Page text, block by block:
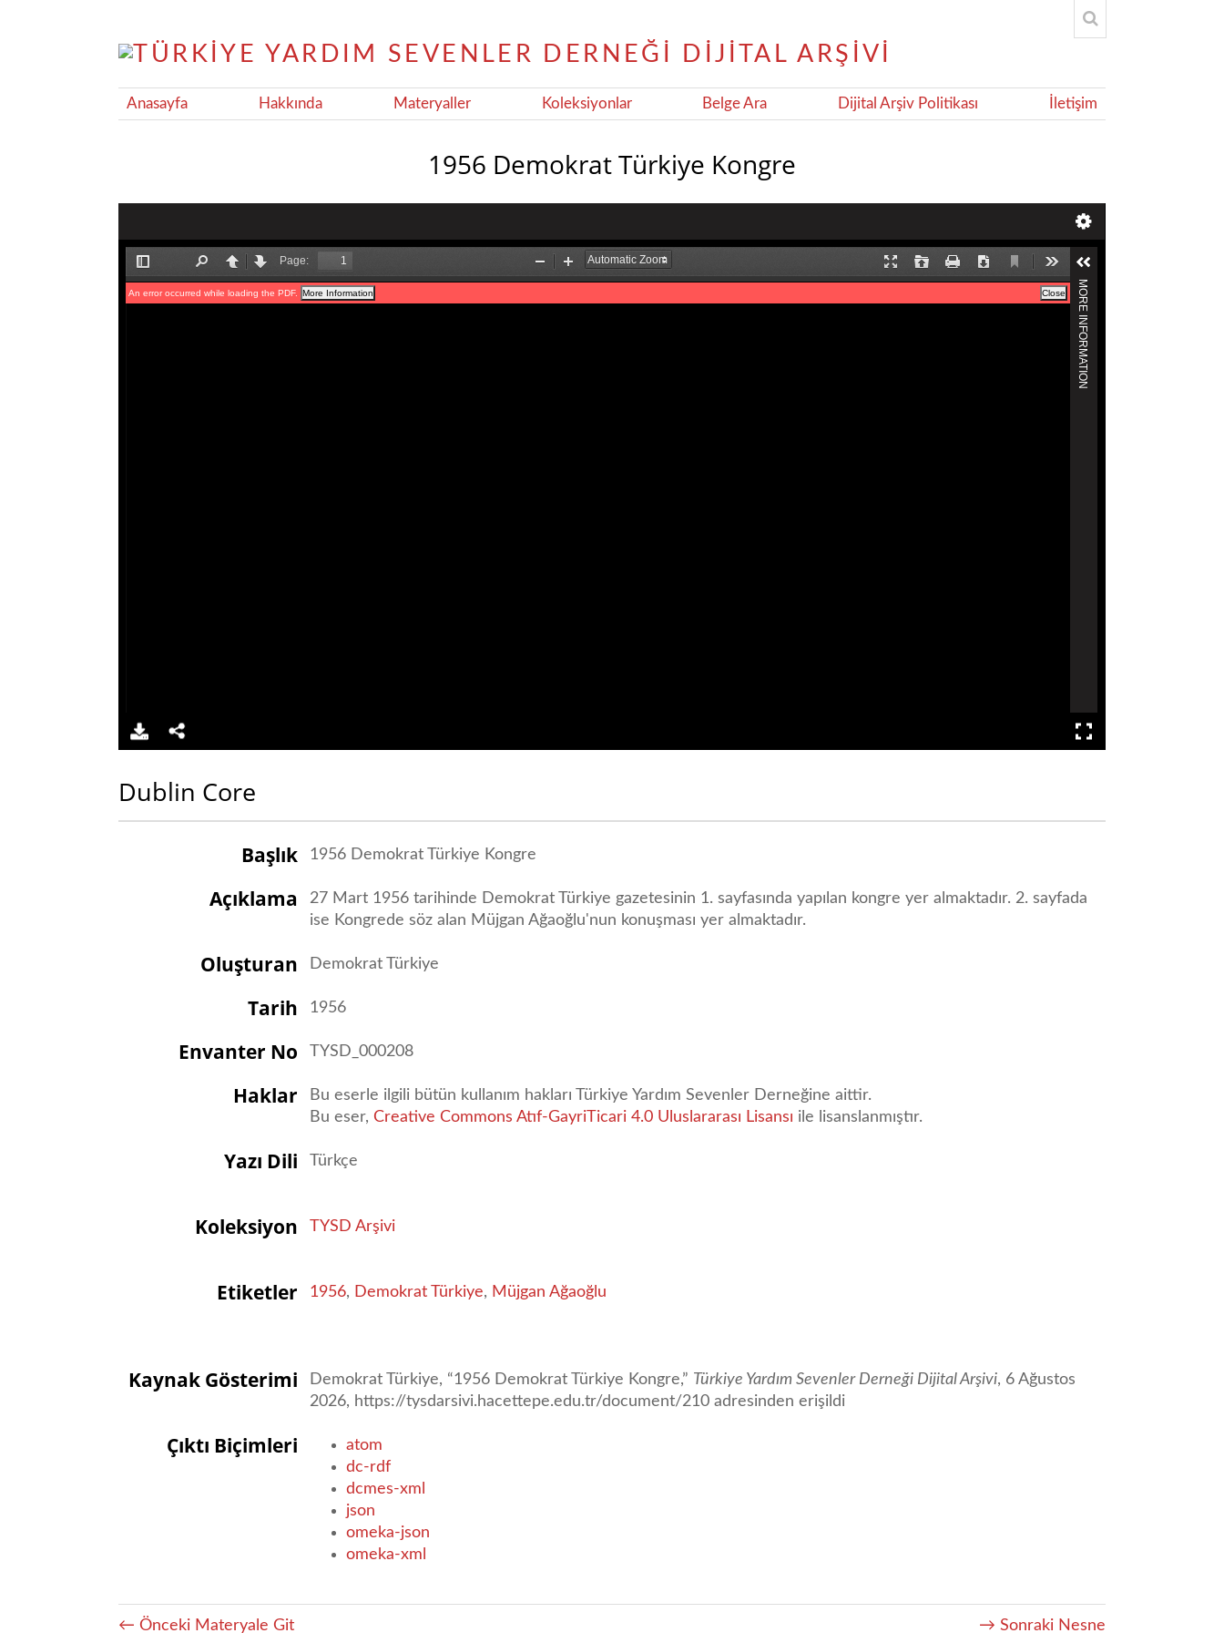
Anasayfa Hakkında Materyaller Koleksiyonlar Belge Ara Dijital Arşiv Politikası İletişim
1956 Demokrat Türkiye Kongre
Dublin Core
Başlık 1956 Demokrat Türkiye Kongre
Açıklama
27 Mart 1956 tarihinde Demokrat Türkiye gazetesinin 1. sayfasında yapılan kongre yer almaktadır. 2. sayfada
ise Kongrede söz alan Müjgan Ağaoğlu'nun konuşması yer almaktadır.
Oluşturan Demokrat Türkiye
Tarih 1956
Envanter No TYSD_000208
Haklar
Bu eserle ilgili bütün kullanım hakları Türkiye Yardım Sevenler Derneğine aittir.
Bu eser,Creative Commons Atıf-GayriTicari 4.0 Uluslararası Lisansı ile lisanslanmıştır.
Yazı Dili Türkçe
Koleksiyon TYSD Arşivi
Etiketler 1956, Demokrat Türkiye, Müjgan Ağaoğlu
Kaynak Gösterimi Demokrat Türkiye, “1956 Demokrat Türkiye Kongre,” Türkiye Yardım Sevenler Derneği Dijital Arşivi, 6 Ağustos
2026, https://tysdarsivi.hacettepe.edu.tr/document/210 adresinden erişildi
Çıktı Biçimleri
atom
dc-rdf
dcmes-xml
json
omeka-json
omeka-xml
← Önceki Materyale Git → Sonraki Nesne